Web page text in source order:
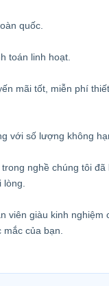
quốc.
toán linh hoạt.
mãi tốt, miễn phí
với số lượng không
nghề chúng tôi đã
viên giàu kinh nghiệm
của bạn.